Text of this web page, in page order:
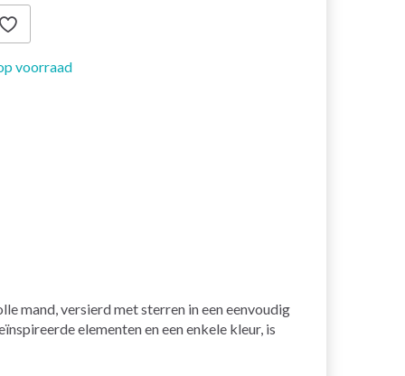
voorraad
mand, versierd met sterren in een eenvoudig
elementen en een enkele kleur, is